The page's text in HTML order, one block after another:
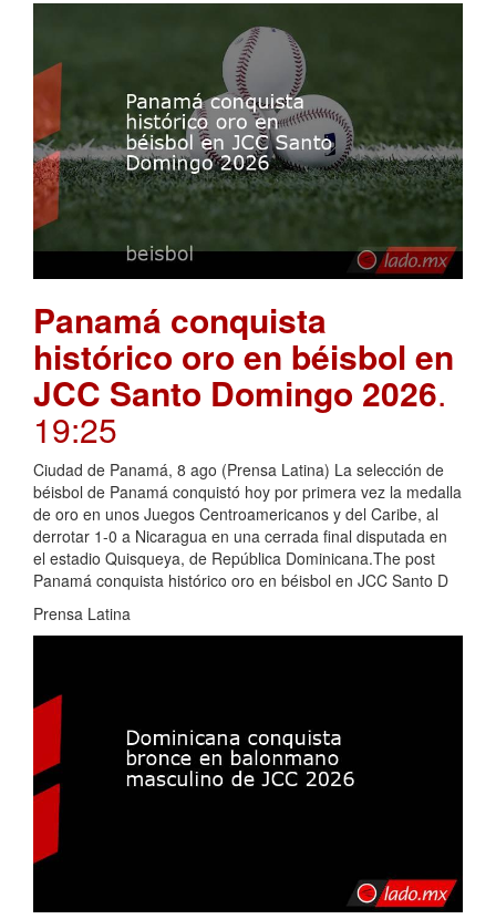
Panamá conquista
histórico oro en béisbol en
JCC Santo Domingo 2026.
19:25
Ciudad de Panamá, 8 ago (Prensa Latina) La selección de
béisbol de Panamá conquistó hoy por primera vez la medalla
de oro en unos Juegos Centroamericanos y del Caribe, al
derrotar 1-0 a Nicaragua en una cerrada final disputada en
el estadio Quisqueya, de República Dominicana.The post
Panamá conquista histórico oro en béisbol en JCC Santo D
Prensa Latina